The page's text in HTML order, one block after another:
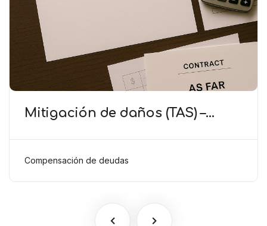
Mitigación de daños (TAS) –
comprobados según el artículo
6(2)(b) del Anexo 2 RSTP FIFA
Compensación de deudas